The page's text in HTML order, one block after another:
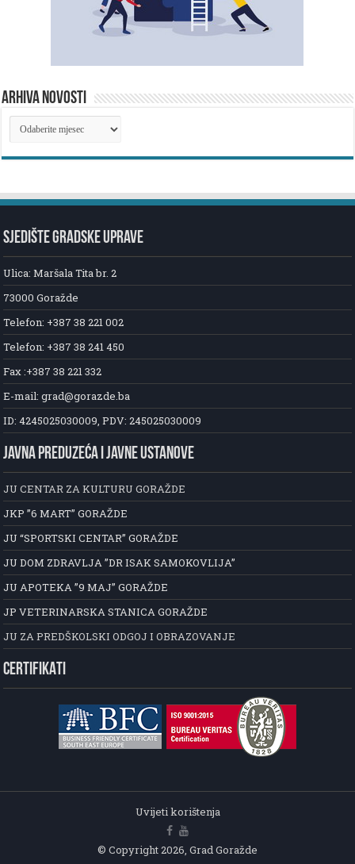
ARHIVA NOVOSTI
ARHIVA
NOVOSTI
SJEDIŠTE GRADSKE UPRAVE
Ulica: Maršala Tita br. 2
73000 Goražde
Telefon: +387 38 221 002
Telefon: +387 38 241 450
Fax :+387 38 221 332
E-mail: grad@gorazde.ba
ID: 4245025030009, PDV: 245025030009
JAVNA PREDUZEĆA I JAVNE USTANOVE
JU CENTAR ZA KULTURU GORAŽDE
JKP ”6 MART” GORAŽDE
JU “SPORTSKI CENTAR” GORAŽDE
JU DOM ZDRAVLJA ”DR ISAK SAMOKOVLIJA”
JU APOTEKA ”9 MAJ” GORAŽDE
JP VETERINARSKA STANICA GORAŽDE
JU ZA PREDŠKOLSKI ODGOJ I OBRAZOVANJE
CERTIFIKATI
Uvijeti korištenja
© Copyright 2026, Grad Goražde